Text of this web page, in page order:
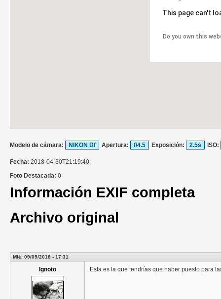
This page can't
Do you own this
Modelo de cámara: NIKON Df Apertura: f/4.5 Exposición: 2.5s ISO:
Fecha: 2018-04-30T21:19:40
Foto Destacada: 0
Información EXIF completa
Archivo original
Mié, 09/05/2018 - 17:31
Ignoto Esta es la que tendrías que haber puesto para